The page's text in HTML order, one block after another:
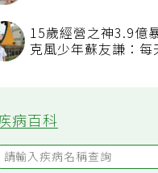
15歲經營之神3.9億
疾病百科